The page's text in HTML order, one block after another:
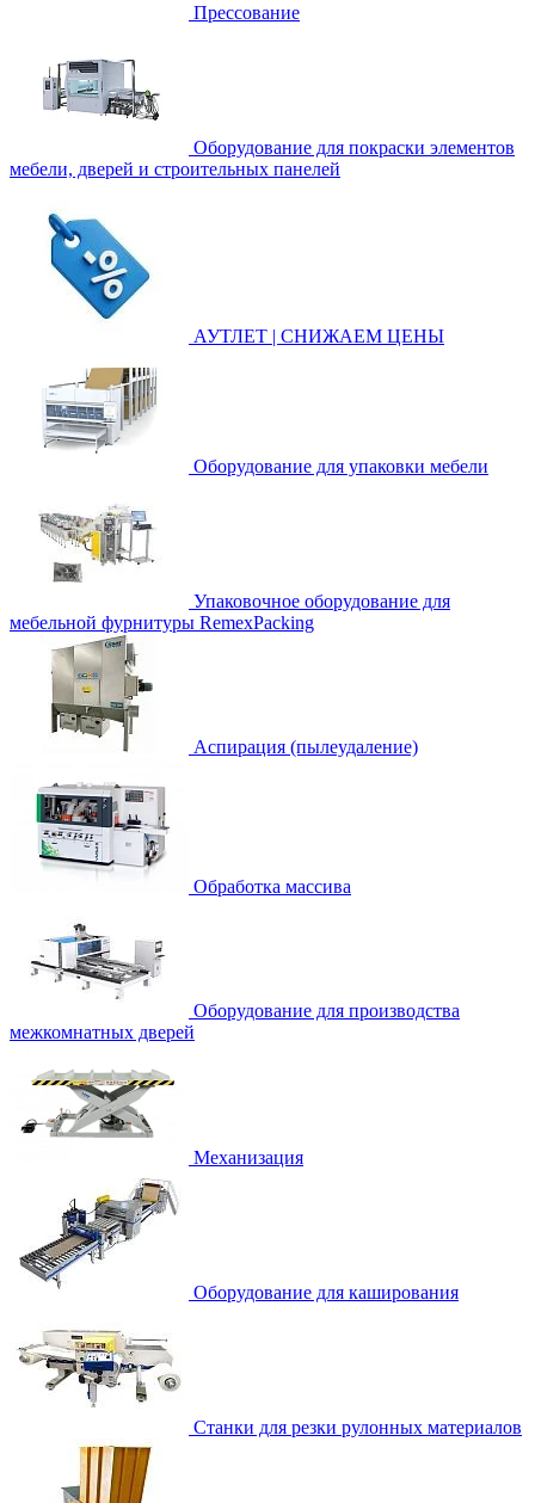
Прессование
Оборудование для покраски элементов
мебели, дверей и строительных панелей
АУТЛЕТ | СНИЖАЕМ ЦЕНЫ
Оборудование для упаковки мебели
Упаковочное оборудование для
мебельной фурнитуры RemexPacking
Аспирация (пылеудаление)
Обработка массива
Оборудование для производства
межкомнатных дверей
Механизация
Оборудование для каширования
Станки для резки рулонных материалов